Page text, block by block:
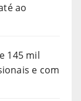
ao
145 mil
e com